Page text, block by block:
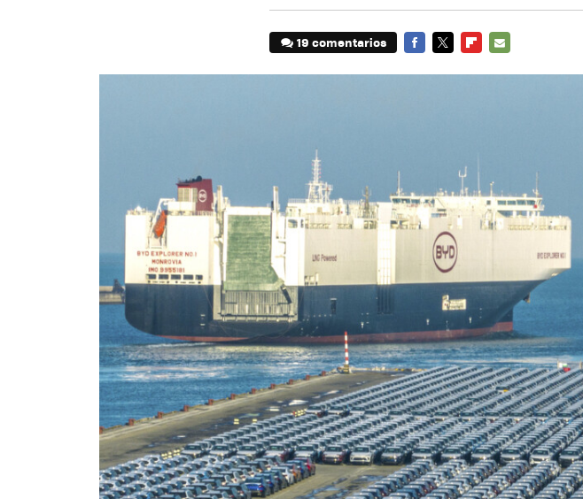
19 comentarios